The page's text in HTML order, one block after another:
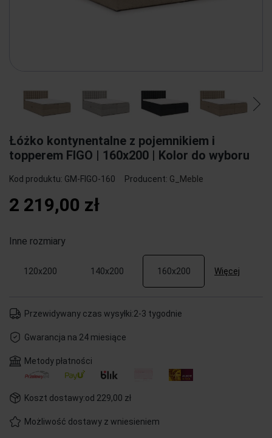
Łóżko kontynentalne z pojemnikiem i
topperem FIGO | 160x200 | Kolor do wyboru
Kod produktu: GM-FIGO-160 Producent: G_Meble
2 219,00 zł
Inne rozmiary
120x200 140x200 160x200 Więcej
Przewidywany czas wysyłki:2-3 tygodnie
Gwarancja na 24 miesiące
Metody płatności
Koszt dostawy:od 229,00 zł
Możliwość dostawy z wniesieniem